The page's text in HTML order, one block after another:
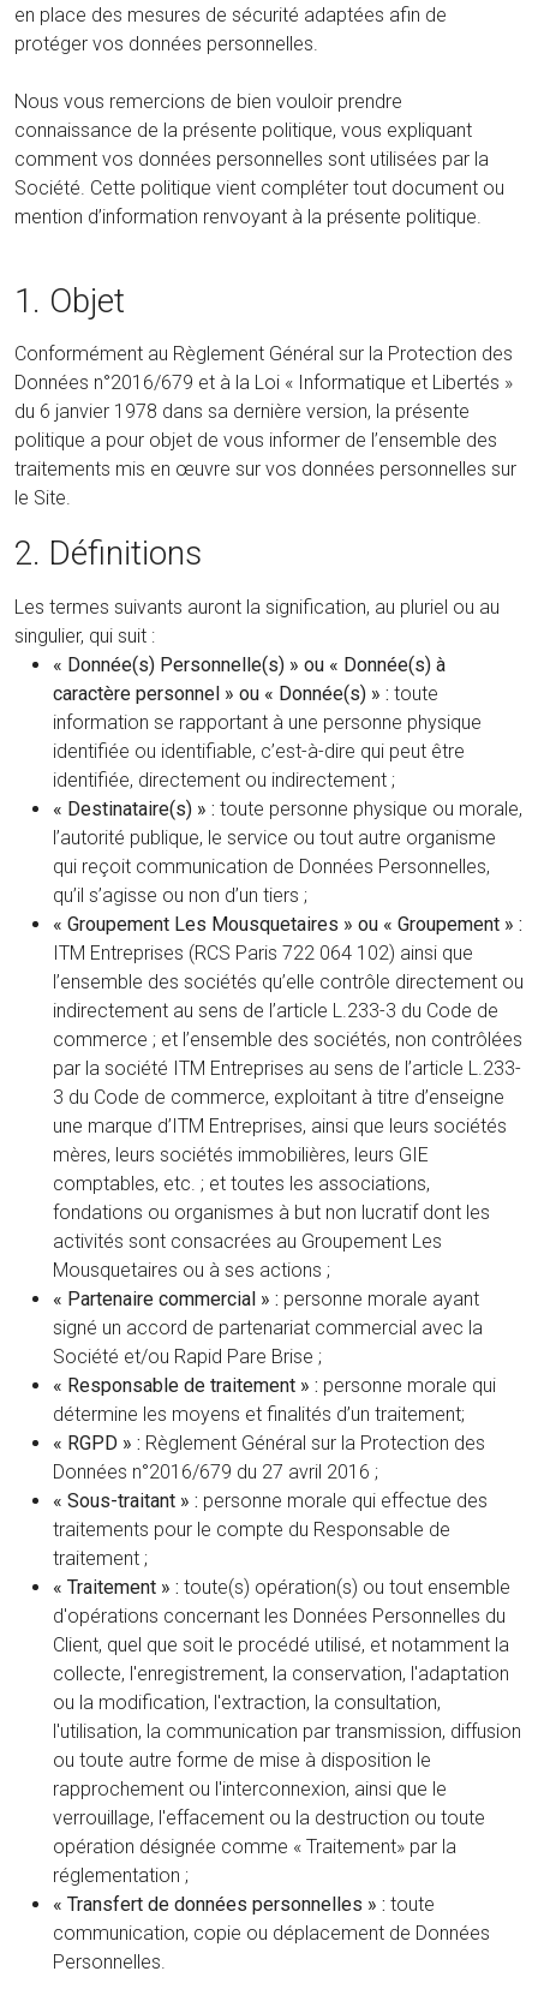
en place des mesures de sécurité adaptées afin de
protéger vos données personnelles.
Nous vous remercions de bien vouloir prendre
connaissance de la présente politique, vous expliquant
comment vos données personnelles sont utilisées par la
Société. Cette politique vient compléter tout document ou
mention d’information renvoyant à la présente politique.
1. Objet
Conformément au Règlement Général sur la Protection des
Données n°2016/679 et à la Loi « Informatique et Libertés »
du 6 janvier 1978 dans sa dernière version, la présente
politique a pour objet de vous informer de l’ensemble des
traitements mis en œuvre sur vos données personnelles sur
le Site.
2. Définitions
Les termes suivants auront la signification, au pluriel ou au
singulier, qui suit :
« Donnée(s) Personnelle(s) » ou « Donnée(s) à
caractère personnel » ou « Donnée(s) » : toute
information se rapportant à une personne physique
identifiée ou identifiable, c’est-à-dire qui peut être
identifiée, directement ou indirectement ;
« Destinataire(s) » : toute personne physique ou morale,
l’autorité publique, le service ou tout autre organisme
qui reçoit communication de Données Personnelles,
qu’il s’agisse ou non d’un tiers ;
« Groupement Les Mousquetaires » ou « Groupement » :
ITM Entreprises (RCS Paris 722 064 102) ainsi que
l’ensemble des sociétés qu’elle contrôle directement ou
indirectement au sens de l’article L.233-3 du Code de
commerce ; et l’ensemble des sociétés, non contrôlées
par la société ITM Entreprises au sens de l’article L.233-
3 du Code de commerce, exploitant à titre d’enseigne
une marque d’ITM Entreprises, ainsi que leurs sociétés
mères, leurs sociétés immobilières, leurs GIE
comptables, etc. ; et toutes les associations,
fondations ou organismes à but non lucratif dont les
activités sont consacrées au Groupement Les
Mousquetaires ou à ses actions ;
« Partenaire commercial » : personne morale ayant
signé un accord de partenariat commercial avec la
Société et/ou Rapid Pare Brise ;
« Responsable de traitement » : personne morale qui
détermine les moyens et finalités d’un traitement;
« RGPD » : Règlement Général sur la Protection des
Données n°2016/679 du 27 avril 2016 ;
« Sous-traitant » : personne morale qui effectue des
traitements pour le compte du Responsable de
traitement ;
« Traitement » : toute(s) opération(s) ou tout ensemble
d'opérations concernant les Données Personnelles du
Client, quel que soit le procédé utilisé, et notamment la
collecte, l'enregistrement, la conservation, l'adaptation
ou la modification, l'extraction, la consultation,
l'utilisation, la communication par transmission, diffusion
ou toute autre forme de mise à disposition le
rapprochement ou l'interconnexion, ainsi que le
verrouillage, l'effacement ou la destruction ou toute
opération désignée comme « Traitement» par la
réglementation ;
« Transfert de données personnelles » : toute
communication, copie ou déplacement de Données
Personnelles.